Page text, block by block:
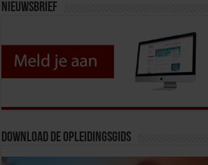
Nieuwsbrief
Download de opleidingsgids